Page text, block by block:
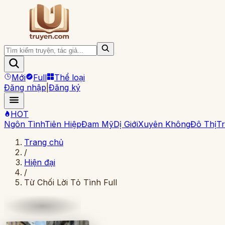
Mới Full
Thể loại
Đăng nhập Đăng ký
HOT
Ngôn TìnhTiên HiệpĐam MỹDị GiớiXuyên KhôngĐô Thị
Trang chủ
/
Hiện đại
/
Từ Chối Lời Tỏ Tình Full